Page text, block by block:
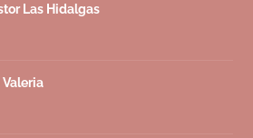
Las Hidalgas
Valeria